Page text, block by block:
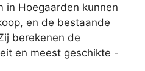
in Hoegaarden kunnen
en de bestaande
berekenen de
en meest geschikte -